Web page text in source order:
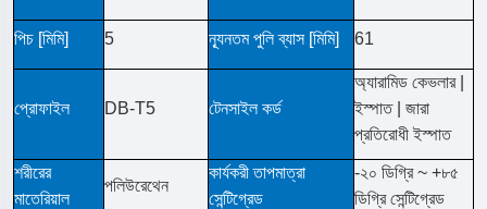
পিচ [মিমি] 5 ন্যূনতম পুলি ব্যাস [মিমি] 61
প্রোফাইল DB-T5 টেনসাইল কর্ড
অ্যারামিড কেভলার |
ইস্পাত | জারা
প্রতিরোধী ইস্পাত
শরীরের
মাতেরিয়াল
পলিউরেথেন
কার্যকরী তাপমাত্রা
সেন্টিগ্রেড
-২০ ডিগ্রি ~ +৮৫
ডিগ্রি সেন্টিগ্রেড